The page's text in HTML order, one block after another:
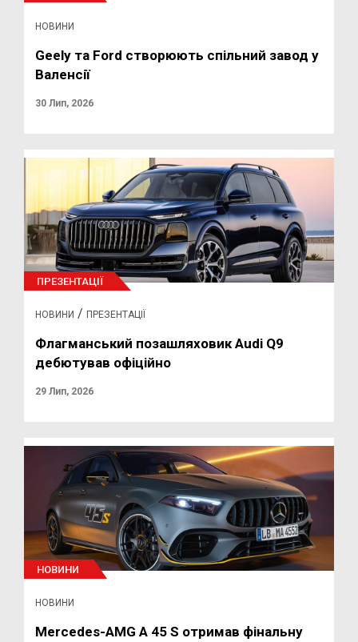
НОВИНИ
Geely та Ford створюють спільний завод у
Валенсії
30 Лип, 2026
ПРЕЗЕНТАЦІЇ
НОВИНИ / ПРЕЗЕНТАЦІЇ
Флагманський позашляховик Audi Q9
дебютував офіційно
29 Лип, 2026
НОВИНИ
НОВИНИ
Mercedes-AMG A 45 S отримав фінальну